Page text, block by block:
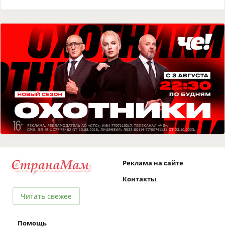
Читать свежее
Реклама на сайте
Контакты
Помощь